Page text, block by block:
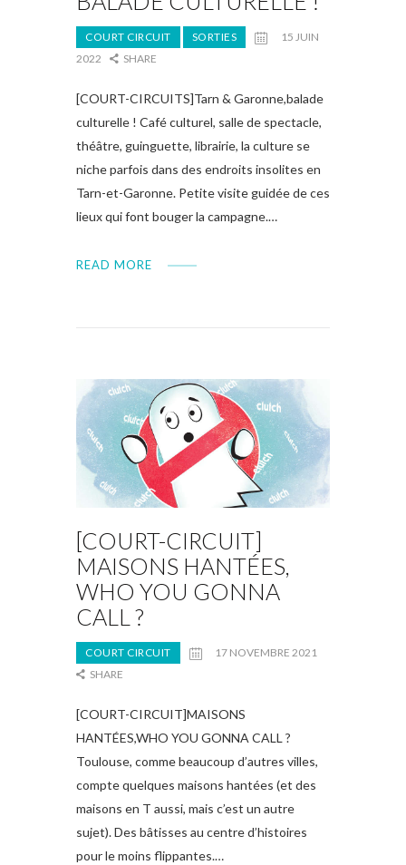
COURT CIRCUIT SORTIES
15 JUIN
2022
SHARE
[COURT-CIRCUITS]Tarn & Garonne,balade
culturelle ! Café culturel, salle de spectacle,
théâtre, guinguette, librairie, la culture se
niche parfois dans des endroits insolites en
Tarn-et-Garonne. Petite visite guidée de ces
lieux qui font bouger la campagne.…
READ MORE
[COURT-CIRCUIT]
MAISONS HANTÉES,
WHO YOU GONNA
CALL ?
COURT CIRCUIT
17 NOVEMBRE 2021
SHARE
[COURT-CIRCUIT]MAISONS
HANTÉES,WHO YOU GONNA CALL ?
Toulouse, comme beaucoup d’autres villes,
compte quelques maisons hantées (et des
maisons en T aussi, mais c’est un autre
sujet). Des bâtisses au centre d’histoires
pour le moins flippantes.…